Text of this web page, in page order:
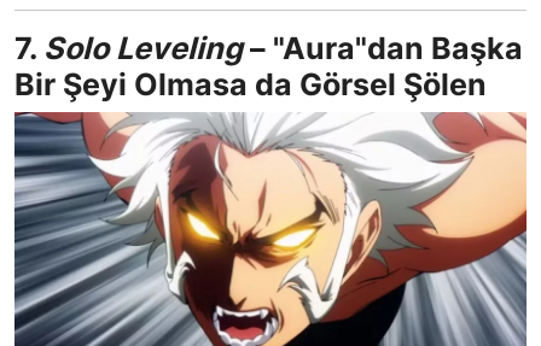
7. Solo Leveling– "Aura"dan Başka
Bir Şeyi Olmasa da Görsel Şölen